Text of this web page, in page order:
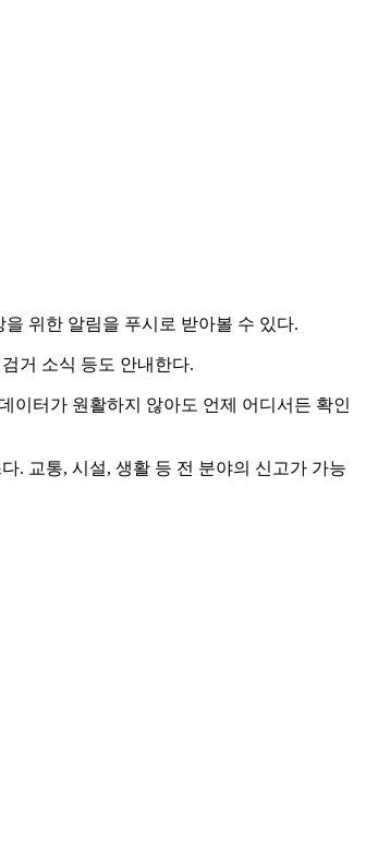
위한 알림을 푸시로 받아볼 수 있다.
거 소식 등도 안내한다.
이터가 원활하지 않아도 언제 어디서든 확인
. 교통, 시설, 생활 등 전 분야의 신고가 가능